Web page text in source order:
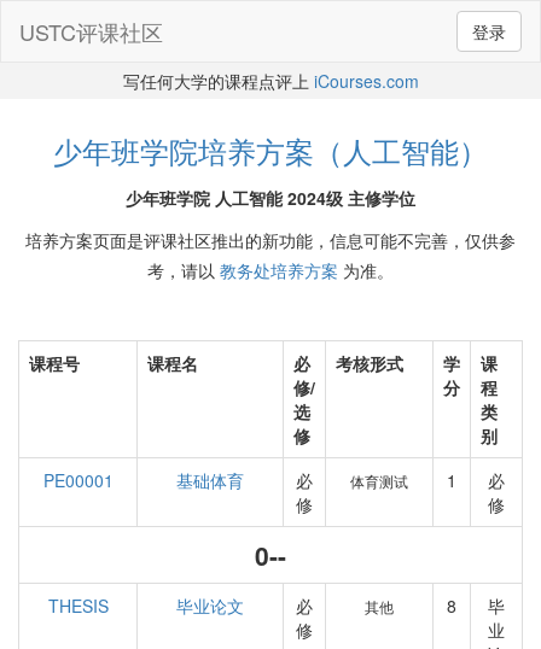
登录
USTC评课社区
写任何大学的课程点评上 iCourses.com
少年班学院培养方案（人工智能）
少年班学院 人工智能 2024级 主修学位
培养方案页面是评课社区推出的新功能，信息可能不完善，仅供参
考，请以 教务处培养方案 为准。
课程号 课程名
必
修/
选
修
考核形式
学
分
课
程
类
别
PE00001
基础体育
必
修
体育测试 1
必
修
0--
THESIS 毕业论文
必
修
其他 8
毕
业